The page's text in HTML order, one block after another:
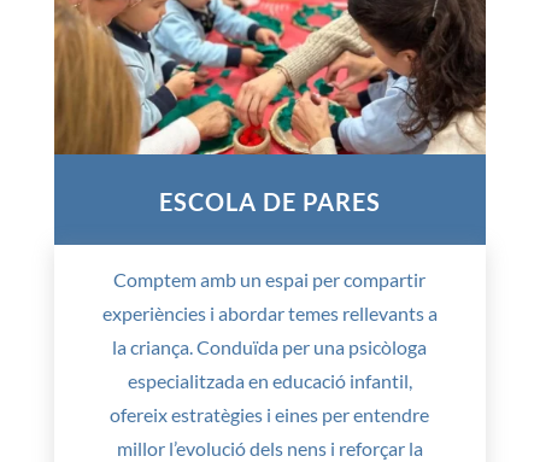
ESCOLA DE PARES
Comptem amb un espai per compartir
experiències i abordar temes rellevants a
la criança. Conduïda per una psicòloga
especialitzada en educació infantil,
ofereix estratègies i eines per entendre
millor l’evolució dels nens i reforçar la